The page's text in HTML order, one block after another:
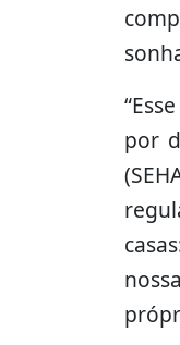
por